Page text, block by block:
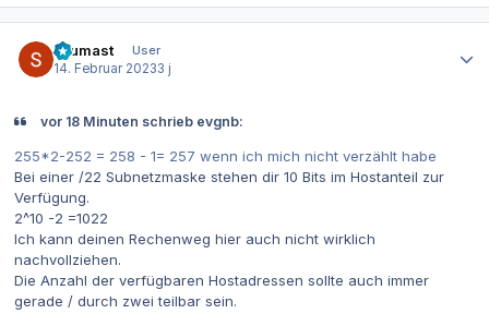
Leumast
User
14. Februar 20233 j
vor 18 Minuten schrieb evgnb:
255*2-252 = 258 - 1= 257 wenn ich mich nicht verzählt habe
Bei einer /22 Subnetzmaske stehen dir 10 Bits im Hostanteil zur
Verfügung.
2^10 -2 =1022
Ich kann deinen Rechenweg hier auch nicht wirklich
nachvollziehen.
Die Anzahl der verfügbaren Hostadressen sollte auch immer
gerade / durch zwei teilbar sein.